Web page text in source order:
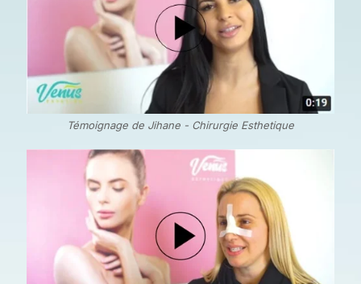
Témoignage de Jihane - Chirurgie Esthetique